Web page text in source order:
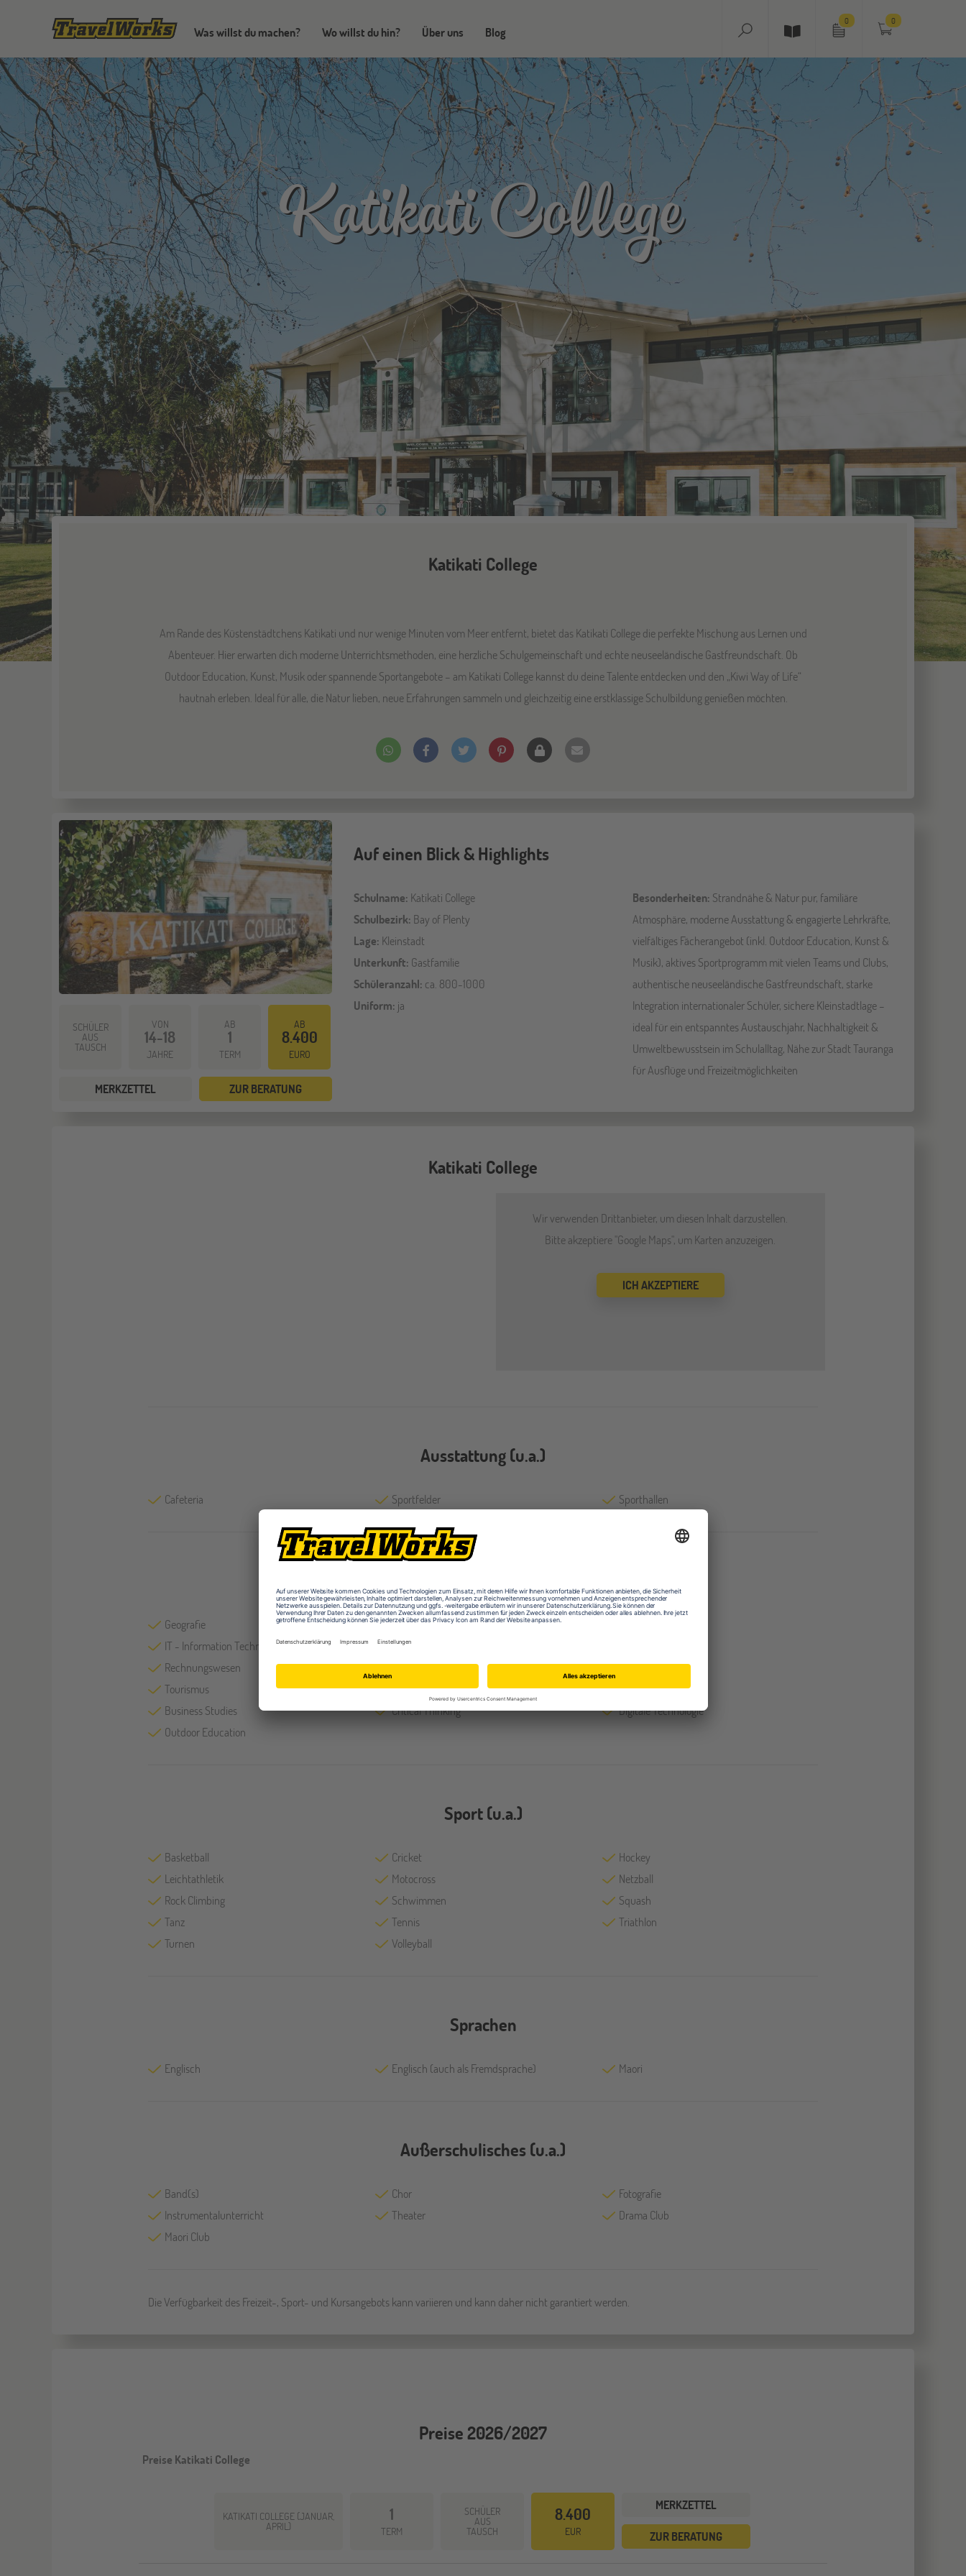
Was willst du machen? Wo willst du hin? Über uns Blog
0 0
Katikati College
Katikati College
Am Rande des Küstenstädtchens Katikati und nur wenige Minuten vom Meer entfernt, bietet das Katikati College die perfekte Mischung aus Lernen und
Abenteuer. Hier erwarten dich moderne Unterrichtsmethoden, eine herzliche Schulgemeinschaft und echte neuseeländische Gastfreundschaft. Ob
Outdoor Education, Kunst, Musik oder spannende Sportangebote – am Katikati College kannst du deine Talente entdecken und den „Kiwi Way of Life“
hautnah erleben. Ideal für alle, die Natur lieben, neue Erfahrungen sammeln und gleichzeitig eine erstklassige Schulbildung genießen möchten.
SCHÜLER
AUS
TAUSCH
VON
14-18
JAHRE
AB
1
TERM
AB
8.400
EURO
MERKZETTEL ZUR BERATUNG
Auf einen Blick & Highlights
Schulname: Katikati College
Schulbezirk: Bay of Plenty
Lage: Kleinstadt
Unterkunft: Gastfamilie
Schüleranzahl: ca. 800-1000
Uniform: ja
Besonderheiten: Strandnähe & Natur pur, familiäre
Atmosphäre, moderne Ausstattung & engagierte Lehrkräfte,
vielfältiges Fächerangebot (inkl. Outdoor Education, Kunst &
Musik), aktives Sportprogramm mit vielen Teams und Clubs,
authentische neuseeländische Gastfreundschaft, starke
Integration internationaler Schüler, sichere Kleinstadtlage –
ideal für ein entspanntes Austauschjahr, Nachhaltigkeit &
Umweltbewusstsein im Schulalltag, Nähe zur Stadt Tauranga
für Ausflüge und Freizeitmöglichkeiten
Katikati College
Wir verwenden Drittanbieter, um diesen Inhalt darzustellen.
Bitte akzeptiere "Google Maps", um Karten anzuzeigen.
ICH AKZEPTIERE
Ausstattung (u.a.)
Cafeteria Sportfelder Sporthallen
Geografie Grafik
IT - Information Technology
Medienwissenschaften
Rechnungswesen
Sportwissenschaften
Textiltechnik
Tourismus
Visual Arts
Wirtschaft
Business Studies
Critical Thinking
Digitale Technologie
Outdoor Education
Sport (u.a.)
Basketball Cricket
Hockey
Leichtathletik
Motocross
Netzball
Rock Climbing
Schwimmen
Squash
Tanz
Tennis
Triathlon
Turnen
Volleyball
Sprachen
Englisch Englisch (auch als Fremdsprache) Maori
Außerschulisches (u.a.)
Band(s) Chor
Fotografie
Instrumentalunterricht
Theater
Drama Club
Maori Club
Die Verfügbarkeit des Freizeit-, Sport- und Kursangebots kann variieren und kann daher nicht garantiert werden.
Preise 2026/2027
Preise Katikati College
KATIKATI COLLEGE (JANUAR,
APRIL)
1
TERM
SCHÜLER
AUS
TAUSCH
8.400
EUR
MERKZETTEL
ZUR BERATUNG